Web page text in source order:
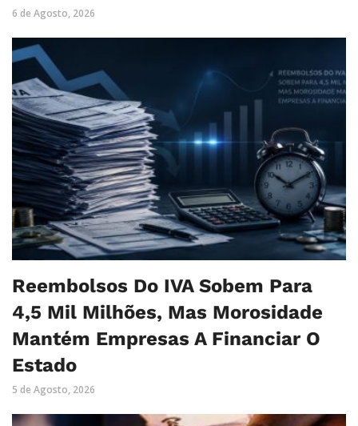
6 de Agosto, 2026
Reembolsos Do IVA Sobem Para
4,5 Mil Milhões, Mas Morosidade
Mantém Empresas A Financiar O
Estado
5 de Agosto, 2026